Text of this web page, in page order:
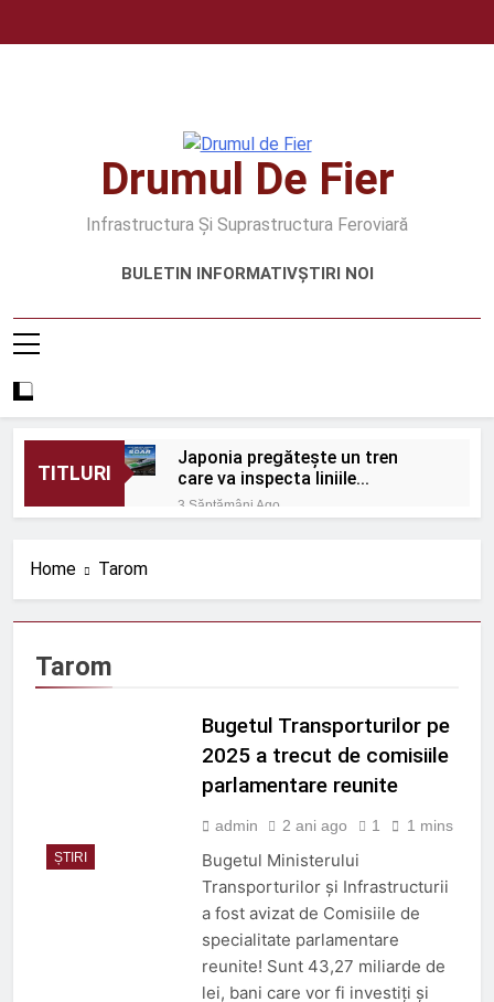
Drumul De Fier
Infrastructura Și Suprastructura Feroviară
BULETIN INFORMATIVȘTIRI NOI
TITLURI
Japonia pregătește un tren
care va inspecta liniile
Shinkansen cu o viteză de 320
km/h
3 Săptămâni Ago
Protecție eficientă împotriva
zgomotului feroviar
3 Săptămâni Ago
ORDIN nr. 670 din 9 iulie
2026
3 Săptămâni Ago
Rolul telecomenzii în
sigure
3 Luni Ago
ROBEL MAȘINI ȘI SCULE
3 Luni Ago
Trenul push-pull cu două
niveluri al ÖBB
3 Luni Ago
Home Tarom
Tarom
ȘTIRI
Bugetul Transporturilor pe
2025 a trecut de comisiile
parlamentare reunite
admin 2 ani ago 1 1 mins
Bugetul Ministerului
Transporturilor și Infrastructurii
a fost avizat de Comisiile de
specialitate parlamentare
reunite! Sunt 43,27 miliarde de
lei, bani care vor fi investiți și